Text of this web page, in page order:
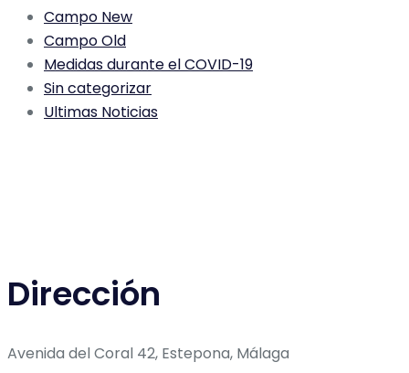
Campo New
Campo Old
Medidas durante el COVID-19
Sin categorizar
Ultimas Noticias
Dirección
Avenida del Coral 42, Estepona, Málaga